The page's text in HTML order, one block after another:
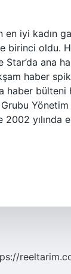
en iyi kadın
birinci oldu.
ana
haber
haber
2002 yılında